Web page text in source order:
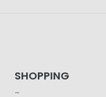
SHOPPING